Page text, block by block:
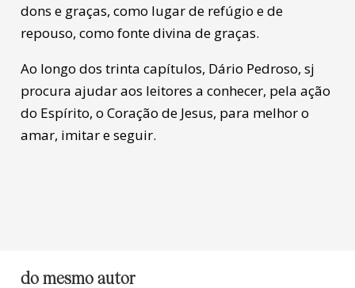
dons e graças, como lugar de refúgio e de
repouso, como fonte divina de graças.
Ao longo dos trinta capítulos, Dário Pedroso, sj
procura ajudar aos leitores a conhecer, pela ação
do Espírito, o Coração de Jesus, para melhor o
amar, imitar e seguir.
do mesmo autor